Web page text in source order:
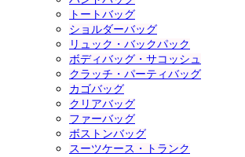
トートバッグ
ショルダーバッグ
リュック・バックパック
ボディバッグ・サコッシュ
クラッチ・パーティバッグ
カゴバッグ
クリアバッグ
ファーバッグ
ボストンバッグ
スーツケース・トランク